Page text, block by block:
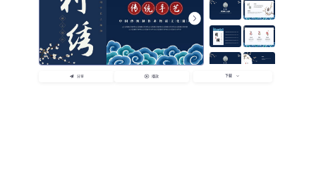
分享 播放 下载